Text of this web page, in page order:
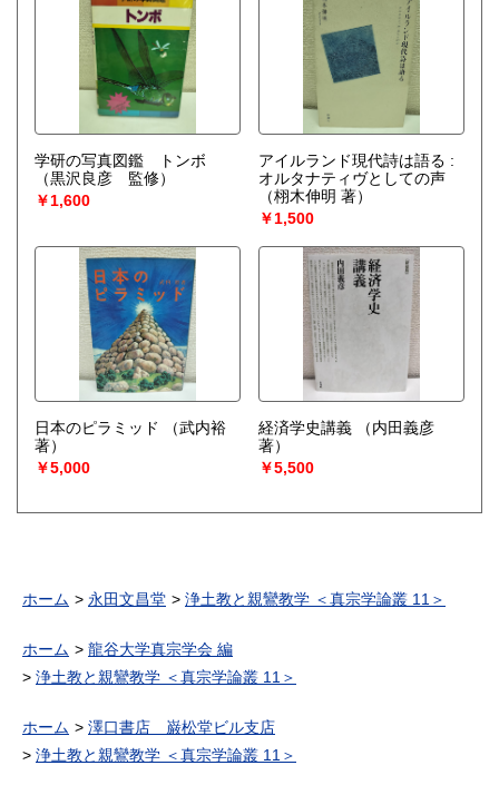
学研の写真図鑑 トンボ
（黒沢良彦 監修）
￥1,600
アイルランド現代詩は語る :
オルタナティヴとしての声
（栩木伸明 著）
￥1,500
日本のピラミッド
（武内裕
著）
￥5,000
経済学史講義
（内田義彦
著）
￥5,500
ホーム 永田文昌堂 浄土教と親鸞教学 ＜真宗学論叢 11＞
ホーム
龍谷大学真宗学会 編
浄土教と親鸞教学 ＜真宗学論叢 11＞
ホーム
澤口書店 巌松堂ビル支店
浄土教と親鸞教学 ＜真宗学論叢 11＞